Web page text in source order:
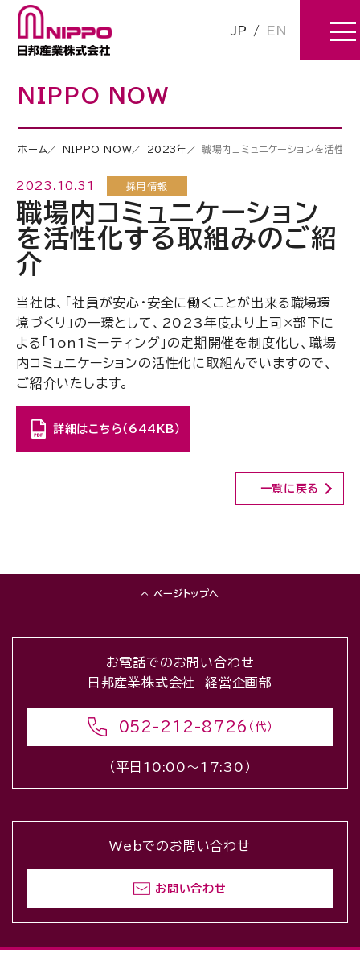
JP / EN
NIPPO NOW
ホーム NIPPO NOW 2023年 職場内コミュニケーションを活性
2023.10.31 採用情報
職場内コミュニケーション
を活性化する取組みのご紹
介
当社は、「社員が安心・安全に働くことが出来る職場環
境づくり」の一環として、2023年度より上司×部下に
よる「1on1ミーティング」の定期開催を制度化し、職場
内コミュニケーションの活性化に取組んでいますので、
ご紹介いたします。
詳細はこちら（644KB）
一覧に戻る
ページトップへ
お電話でのお問い合わせ
日邦産業株式会社 経営企画部
052-212-8726 （代）
（平日10:00〜17:30）
Webでのお問い合わせ
お問い合わせ